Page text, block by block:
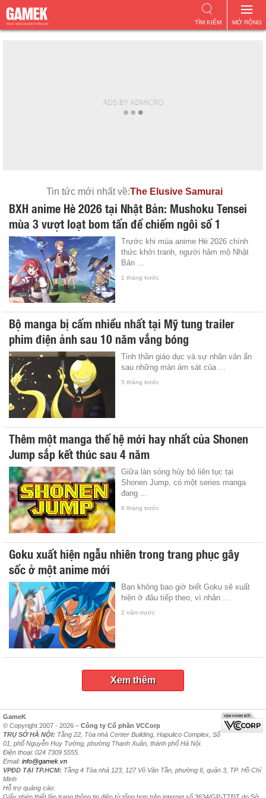
MỞ RỘNG
TÌM KIẾM
Tin tức mới nhất về:The Elusive Samurai
BXH anime Hè 2026 tại Nhật Bản: Mushoku Tensei
mùa 3 vượt loạt bom tấn để chiếm ngôi số 1
Trước khi mùa anime Hè 2026 chính
thức khởi tranh, người hâm mộ Nhật
Bản ...
1 tháng trước
Bộ manga bị cấm nhiều nhất tại Mỹ tung trailer
phim điện ảnh sau 10 năm vắng bóng
Tinh thần giáo dục và sự nhân văn ẩn
sau những màn ám sát của ...
5 tháng trước
Thêm một manga thế hệ mới hay nhất của Shonen
Jump sắp kết thúc sau 4 năm
Giữa làn sóng hủy bỏ liên tục tại
Shonen Jump, có một series manga
đang ...
9 tháng trước
Goku xuất hiện ngẫu nhiên trong trang phục gây
sốc ở một anime mới
Bạn không bao giờ biết Goku sẽ xuất
hiện ở đâu tiếp theo, vì nhân ...
2 năm trước
Xem thêm
GameK
© Copyright 2007 - 2026 – Công ty Cổ phần VCCorp
TRỤ SỞ HÀ NỘI: Tầng 22, Tòa nhà Center Building, Hapulico Complex, Số
01, phố Nguyễn Huy Tưởng, phường Thanh Xuân, thành phố Hà Nội.
Điện thoại: 024 7309 5555.
Email: info@gamek.vn
VPĐD TẠI TP.HCM: Tầng 4 Tòa nhà 123, 127 Võ Văn Tần, phường 6, quận 3, TP. Hồ Chí
Minh
Hỗ trợ quảng cáo: